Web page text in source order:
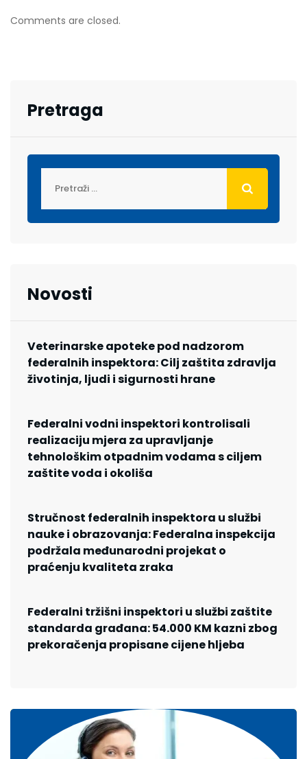
Comments are closed.
Pretraga
Novosti
Veterinarske apoteke pod nadzorom
federalnih inspektora: Cilj zaštita zdravlja
životinja, ljudi i sigurnosti hrane
Federalni vodni inspektori kontrolisali
realizaciju mjera za upravljanje
tehnološkim otpadnim vodama s ciljem
zaštite voda i okoliša
Stručnost federalnih inspektora u službi
nauke i obrazovanja: Federalna inspekcija
podržala međunarodni projekat o
praćenju kvaliteta zraka
Federalni tržišni inspektori u službi zaštite
standarda građana: 54.000 KM kazni zbog
prekoračenja propisane cijene hljeba